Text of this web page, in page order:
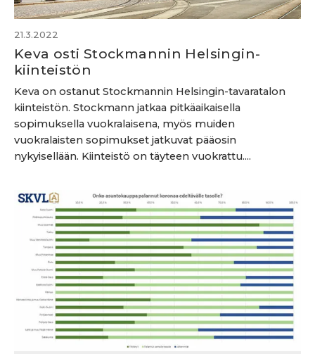
21.3.2022
Keva osti Stockmannin Helsingin-
kiinteistön
Keva on ostanut Stockmannin Helsingin-tavaratalon
kiinteistön. Stockmann jatkaa pitkäaikaisella
sopimuksella vuokralaisena, myös muiden
vuokralaisten sopimukset jatkuvat pääosin
nykyisellään. Kiinteistö on täyteen vuokrattu....